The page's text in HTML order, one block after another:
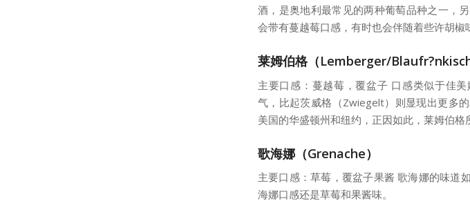
酒，是奥地利最常见的两种葡萄品种之一，
会带有蔓越莓口感，有时也会伴随着些许胡椒
莱姆伯格（Lemberger/
主要口感：蔓越莓，覆盆子 口感类似于佳
气，比起茨威格（Zwiegelt）则显现出更多
美国的华盛顿州和纽约，正因如此，莱姆伯格
歌海娜（Grenache）
主要口感：草莓，覆盆子果酱 歌海娜的味道
海娜口感还是草莓和果酱味。